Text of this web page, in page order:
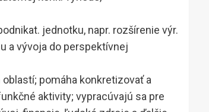
jednotku, napr. rozšírenie výr.
a vývoja do perspektívnej
pomáha konkretizovať a
aktivity; vypracúvajú sa pre